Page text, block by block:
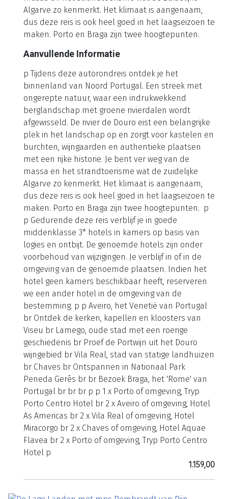
Algarve zo kenmerkt. Het klimaat is aangenaam,
dus deze reis is ook heel goed in het laagseizoen te
maken. Porto en Braga zijn twee hoogtepunten.
Aanvullende Informatie
p Tijdens deze autorondreis ontdek je het
binnenland van Noord Portugal. Een streek met
ongerepte natuur, waar een indrukwekkend
berglandschap met groene rivierdalen wordt
afgewisseld. De rivier de Douro eist een belangrijke
plek in het landschap op en zorgt voor kastelen en
burchten, wijngaarden en authentieke plaatsen
met een rijke historie. Je bent ver weg van de
massa en het strandtoerisme wat de zuidelijke
Algarve zo kenmerkt. Het klimaat is aangenaam,
dus deze reis is ook heel goed in het laagseizoen te
maken. Porto en Braga zijn twee hoogtepunten. p
p Gedurende deze reis verblijf je in goede
middenklasse 3* hotels in kamers op basis van
logies en ontbijt. De genoemde hotels zijn onder
voorbehoud van wijzigingen. Je verblijf in of in de
omgeving van de genoemde plaatsen. Indien het
hotel geen kamers beschikbaar heeft, reserveren
we een ander hotel in de omgeving van de
bestemming. p p Aveiro, het Venetië van Portugal
br Ontdek de kerken, kapellen en kloosters van
Viseu br Lamego, oude stad met een roerige
geschiedenis br Proef de Portwijn uit het Douro
wijngebied br Vila Real, stad van statige landhuizen
br Chaves br Ontspannen in Nationaal Park
Peneda Gerês br br Bezoek Braga, het 'Rome' van
Portugal br br br p p 1 x Porto of omgeving, Tryp
Porto Centro Hotel br 2 x Aveiro of omgeving, Hotel
As Americas br 2 x Vila Real of omgeving, Hotel
Miracorgo br 2 x Chaves of omgeving, Hotel Aquae
Flavea br 2 x Porto of omgeving, Tryp Porto Centro
Hotel p
1.159,00